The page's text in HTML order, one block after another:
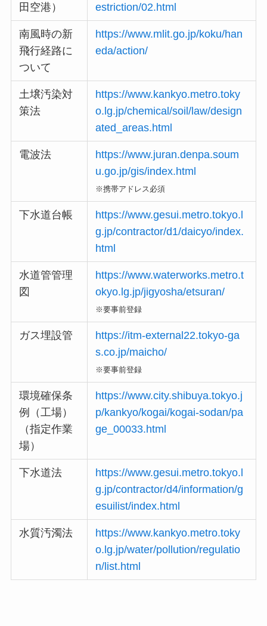
田空港）
estriction/02.html
南風時の新
飛行経路に
ついて
https://www.mlit.go.jp/koku/han
eda/action/
土壌汚染対
策法
https://www.kankyo.metro.toky
o.lg.jp/chemical/soil/law/design
ated_areas.html
電波法
https://www.juran.denpa.soum
u.go.jp/gis/index.html
※携帯アドレス必須
下水道台帳
https://www.gesui.metro.tokyo.l
g.jp/contractor/d1/daicyo/index.
html
水道管管理
図
https://www.waterworks.metro.t
okyo.lg.jp/jigyosha/etsuran/
※要事前登録
ガス埋設管
https://itm-external22.tokyo-ga
s.co.jp/maicho/
※要事前登録
環境確保条
例（工場）
（指定作業
場）
https://www.city.shibuya.tokyo.j
p/kankyo/kogai/kogai-sodan/pa
ge_00033.html
下水道法
https://www.gesui.metro.tokyo.l
g.jp/contractor/d4/information/g
esuilist/index.html
水質汚濁法
https://www.kankyo.metro.toky
o.lg.jp/water/pollution/regulatio
n/list.html